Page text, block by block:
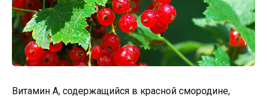
Витамин A, содержащийся в красной смородине,